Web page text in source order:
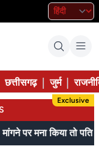
छत्तीसगढ़ जुर्म
Exclusive
बेटे ने मां को दिए थे पैसे, मांगने पर मना किया तो पति ने लात-घूसों से तोड़ी तिल्ली; गिरफ्तार